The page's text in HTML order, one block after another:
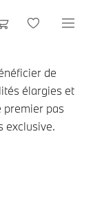
de
élargies et
premier pas
exclusive.